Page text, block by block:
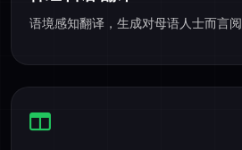
语境感知翻译，生成对母语人士而言